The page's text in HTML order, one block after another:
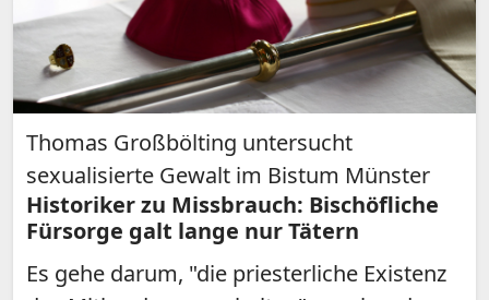
Thomas Großbölting untersucht
sexualisierte Gewalt im Bistum Münster
Historiker zu Missbrauch: Bischöfliche
Fürsorge galt lange nur Tätern
Es gehe darum, "die priesterliche Existenz